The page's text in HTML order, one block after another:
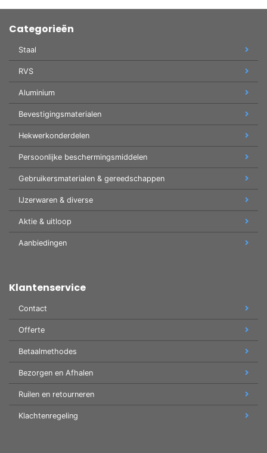
Categorieën
Staal
RVS
Aluminium
Bevestigingsmaterialen
Hekwerkonderdelen
Persoonlijke beschermingsmiddelen
Gebruikersmaterialen & gereedschappen
IJzerwaren & diverse
Aktie & uitloop
Aanbiedingen
Klantenservice
Contact
Offerte
Betaalmethodes
Bezorgen en Afhalen
Ruilen en retourneren
Klachtenregeling